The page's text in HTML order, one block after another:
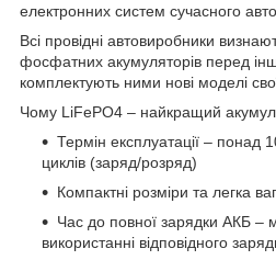
електронних систем сучасного
Всі провідні автовиробники
фосфатних акумуляторів перед
комплектують ними нові моделі
Чому LiFePO4 – найкращий
Термін експлуатації – понад
циклів (заряд/розряд)
Компактні розміри та легка
Час до повної зарядки АКБ –
використанні відповідного